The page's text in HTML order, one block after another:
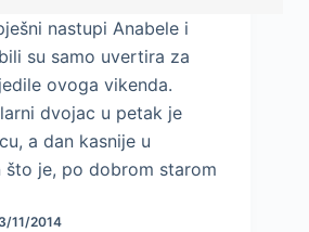
nastupi Anabele i
su samo uvertira za
ovoga vikenda.
dvojac u petak je
a dan kasnije u
što je, po dobrom starom
11/2014